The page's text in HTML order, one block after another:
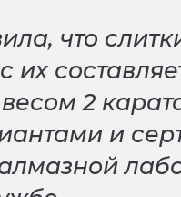
что
их
2
и